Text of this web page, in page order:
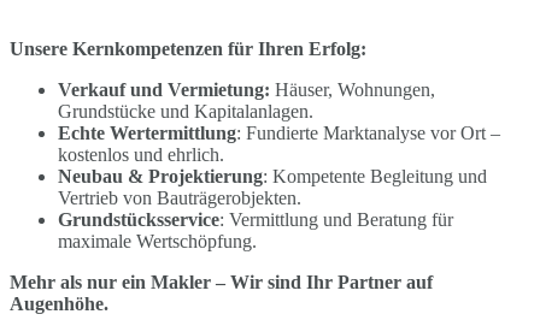
Unsere Kernkompetenzen für Ihren Erfolg:
Verkauf und Vermietung: Häuser, Wohnungen,
Grundstücke und Kapitalanlagen.
Echte Wertermittlung: Fundierte Marktanalyse vor Ort –
kostenlos und ehrlich.
Neubau & Projektierung: Kompetente Begleitung und
Vertrieb von Bauträgerobjekten.
Grundstücksservice: Vermittlung und Beratung für
maximale Wertschöpfung.
Mehr als nur ein Makler – Wir sind Ihr Partner auf
Augenhöhe.